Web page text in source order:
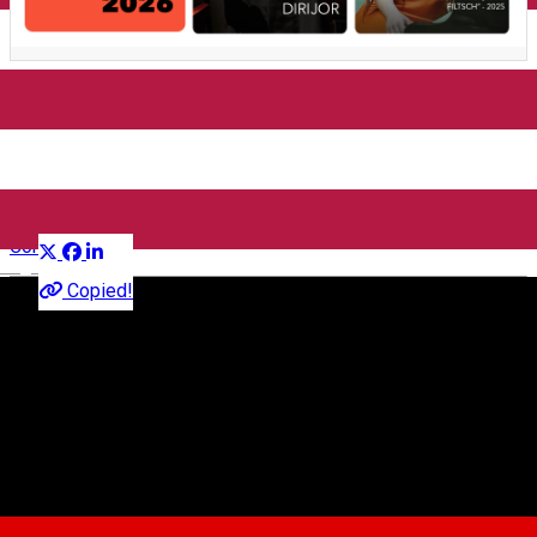
English
Dumănescu | Inya Cutova
Copied!
Concert